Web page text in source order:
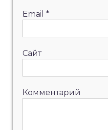
Email *
Сайт
Комментарий